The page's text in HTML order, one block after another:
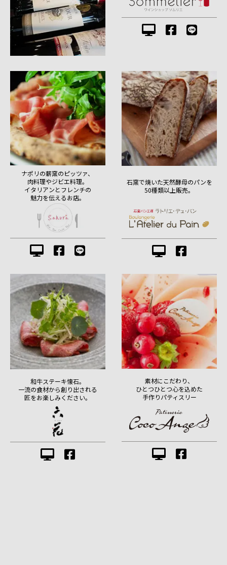
ナポリの薪窯のピッツァ、
肉料理やジビエ料理。
イタリアンとフレンチの
魅力を伝えるお店。
石窯で焼いた天然酵母のパンを
50種類以上販売。
和牛ステーキ懐石。
一流の食材から創り出される
匠をお楽しみください。
素材にこだわり、
ひとつひとつ心を込めた
手作りパティスリー